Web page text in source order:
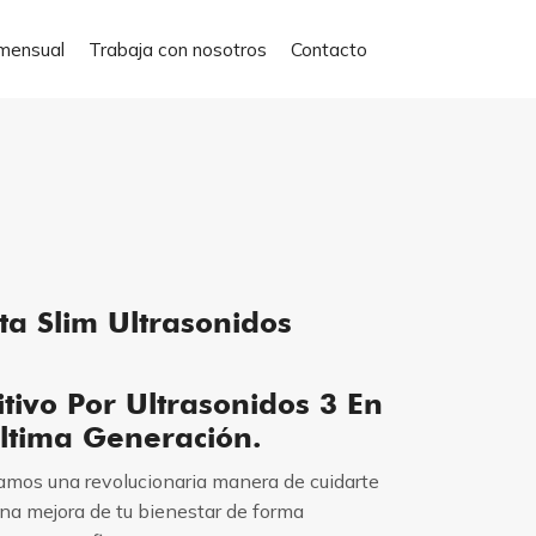
Trabaja con nosotros Contacto
Slim Ultrasonidos
Por Ultrasonidos 3 En
Generación.
una revolucionaria manera de cuidarte
mejora de tu bienestar de forma